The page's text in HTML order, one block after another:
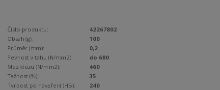
Číslo produktu:
42267802
Obsah (g):
100
Průměr (mm):
0,2
Pevnost v tahu (N/mm2):
do 680
Mez kluzu (N/mm2):
460
Tažnost (%):
35
Tvrdost po navaření (HB):
240